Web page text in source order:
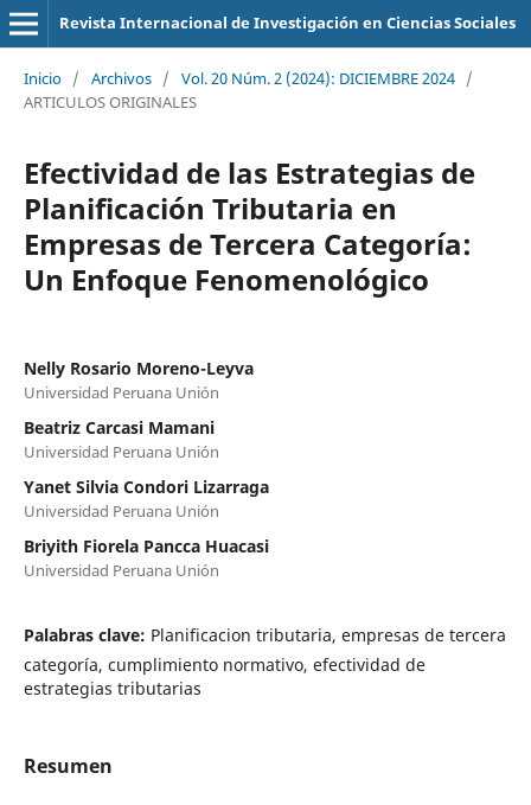
Revista Internacional de Investigación en Ciencias Sociales
Inicio / Archivos / Vol. 20 Núm. 2 (2024): DICIEMBRE 2024 /
ARTICULOS ORIGINALES
Efectividad de las Estrategias de
Planificación Tributaria en
Empresas de Tercera Categoría:
Un Enfoque Fenomenológico
Nelly Rosario Moreno-Leyva
Universidad Peruana Unión
Beatriz Carcasi Mamani
Universidad Peruana Unión
Yanet Silvia Condori Lizarraga
Universidad Peruana Unión
Briyith Fiorela Pancca Huacasi
Universidad Peruana Unión
Palabras clave: Planificacion tributaria, empresas de tercera
categoría, cumplimiento normativo, efectividad de
estrategias tributarias
Resumen